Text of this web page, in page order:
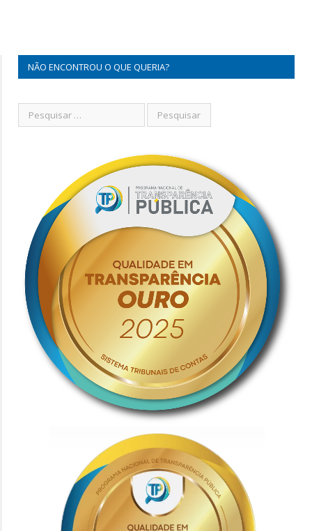
NÃO ENCONTROU O QUE QUERIA?